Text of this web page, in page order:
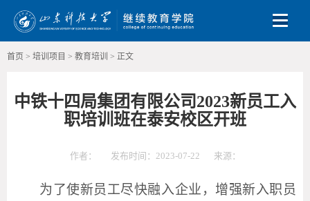
Toggle
首页 > 培训项目 > 教育培训 > 正文
中铁十四局集团有限公司2023新员工入
职培训班在泰安校区开班
作者： 发布时间：2023-07-22 来源：
为了使新员工尽快融入企业，增强新入职员